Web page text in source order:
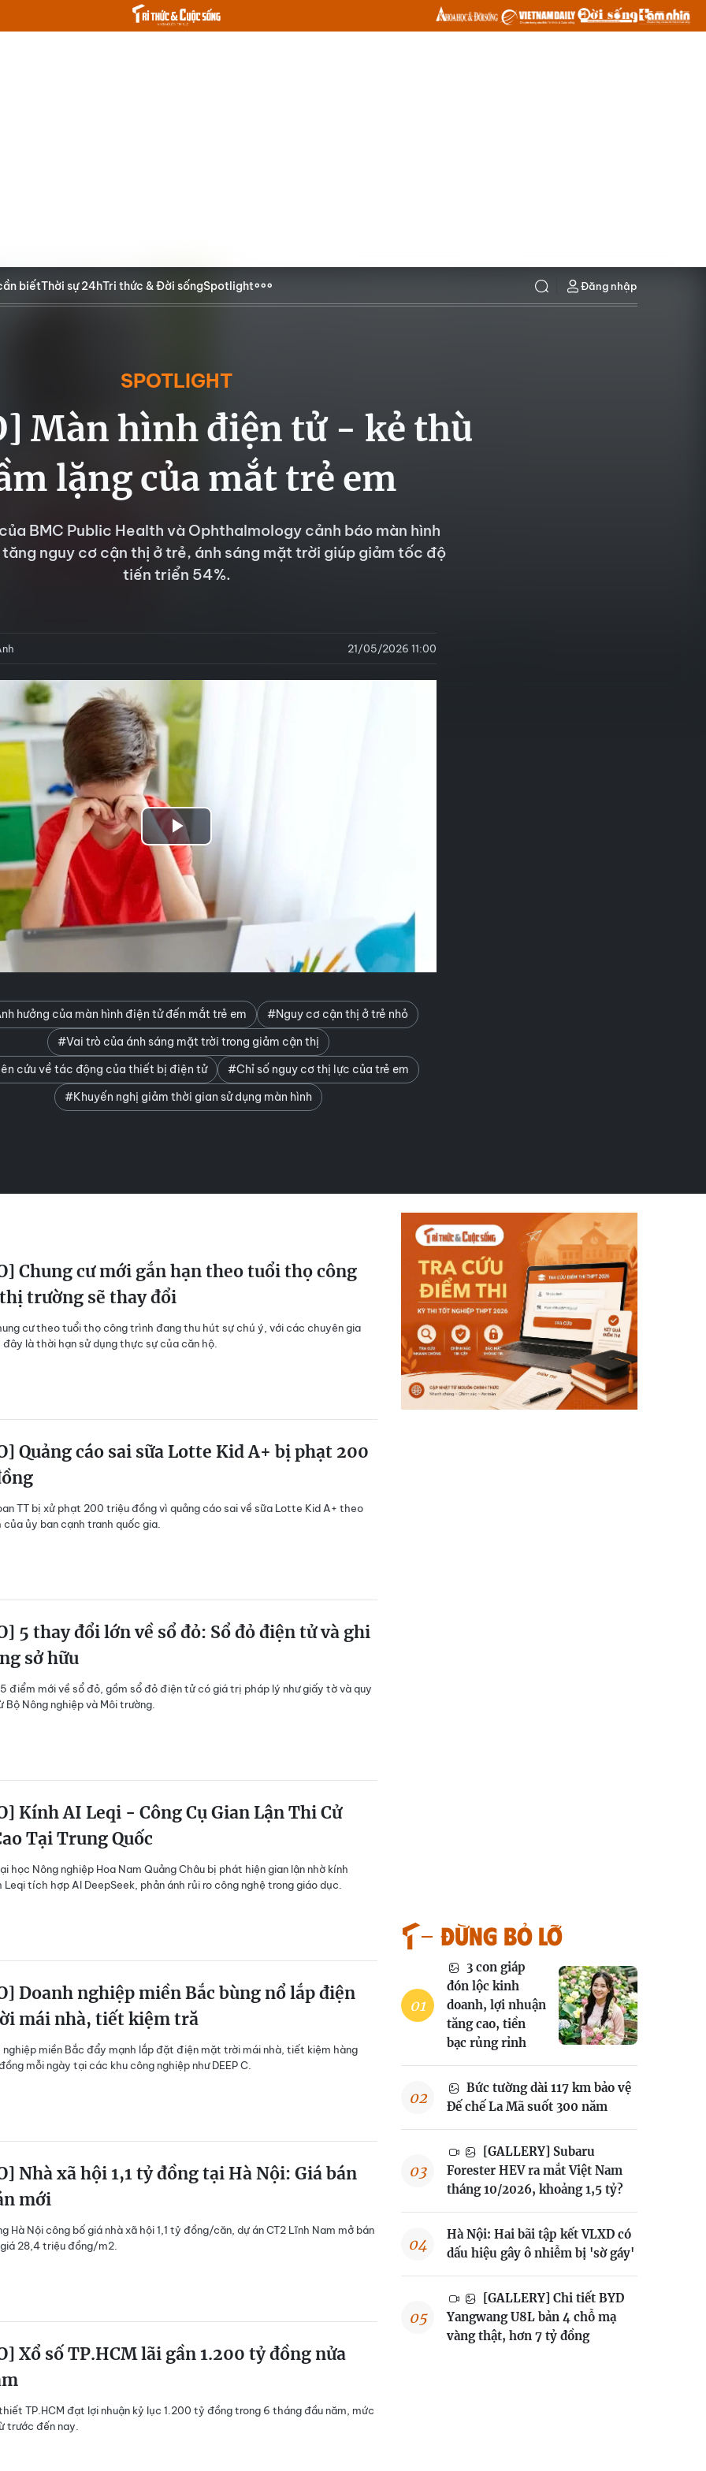
biếtThời sự 24hTri thức & Đời sốngSpotlight Đăng nhập
SPOTLIGHT
Màn hình điện tử - kẻ thù
lặng của mắt trẻ em
BMC Public Health và Ophthalmology cảnh báo màn hình
nguy cơ cận thị ở trẻ, ánh sáng mặt trời giúp giảm tốc độ
tiến triển 54%.
21/05/2026 11:00
Play
Video
hưởng của màn hình điện tử đến mắt trẻ em
#Nguy cơ cận thị ở trẻ nhỏ
#Vai trò của ánh sáng mặt trời trong giảm cận thị
cứu về tác động của thiết bị điện tử
#Chỉ số nguy cơ thị lực của trẻ em
#Khuyến nghị giảm thời gian sử dụng màn hình
Chung cư mới gắn hạn theo tuổi thọ công
trường sẽ thay đổi
cư theo tuổi thọ công trình đang thu hút sự chú ý, với các chuyên gia
đây là thời hạn sử dụng thực sự của căn hộ.
Quảng cáo sai sữa Lotte Kid A+ bị phạt 200
TT bị xử phạt 200 triệu đồng vì quảng cáo sai về sữa Lotte Kid A+ theo
ủy ban cạnh tranh quốc gia.
5 thay đổi lớn về sổ đỏ: Sổ đỏ điện tử và ghi
sở hữu
điểm mới về sổ đỏ, gồm sổ đỏ điện tử có giá trị pháp lý như giấy tờ và quy
Nông nghiệp và Môi trường.
Kính AI Leqi - Công Cụ Gian Lận Thi Cử
Tại Trung Quốc
học Nông nghiệp Hoa Nam Quảng Châu bị phát hiện gian lận nhờ kính
Leqi tích hợp AI DeepSeek, phản ánh rủi ro công nghệ trong giáo dục.
Doanh nghiệp miền Bắc bùng nổ lắp điện
mái nhà, tiết kiệm tră
nghiệp miền Bắc đẩy mạnh lắp đặt điện mặt trời mái nhà, tiết kiệm hàng
mỗi ngày tại các khu công nghiệp như DEEP C.
Nhà xã hội 1,1 tỷ đồng tại Hà Nội: Giá bán
mới
Hà Nội công bố giá nhà xã hội 1,1 tỷ đồng/căn, dự án CT2 Lĩnh Nam mở bán
28,4 triệu đồng/m2.
Xổ số TP.HCM lãi gần 1.200 tỷ đồng nửa
TP.HCM đạt lợi nhuận kỷ lục 1.200 tỷ đồng trong 6 tháng đầu năm, mức
trước đến nay.
Đừng bỏ lỡ
3 con giáp
đón lộc kinh
doanh, lợi nhuận
tăng cao, tiền
bạc rủng rỉnh
Bức tường dài 117 km bảo vệ
Đế chế La Mã suốt 300 năm
[GALLERY] Subaru
Forester HEV ra mắt Việt Nam
tháng 10/2026, khoảng 1,5 tỷ?
Hà Nội: Hai bãi tập kết VLXD có
dấu hiệu gây ô nhiễm bị 'sờ gáy'
[GALLERY] Chi tiết BYD
Yangwang U8L bản 4 chỗ mạ
vàng thật, hơn 7 tỷ đồng